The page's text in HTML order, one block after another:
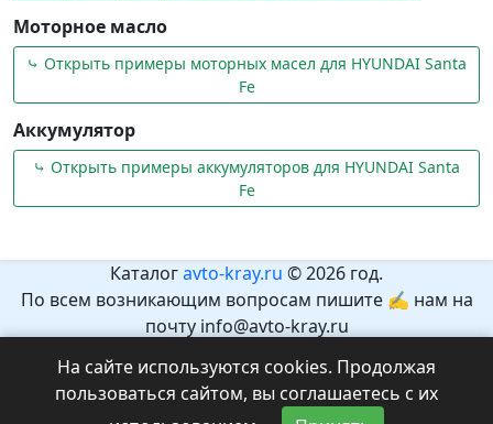
Моторное масло
⤷ Открыть примеры моторных масел для HYUNDAI Santa
Fe
Аккумулятор
⤷ Открыть примеры аккумуляторов для HYUNDAI Santa
Fe
Каталогavto-kray.ru © 2026 год.
По всем возникающим вопросам пишите ✍ нам на
почту info@avto-kray.ru
которая может причинить вред здоровью и развитию
детей.
На сайте используются cookies. Продолжая
пользоваться сайтом, вы соглашаетесь с их